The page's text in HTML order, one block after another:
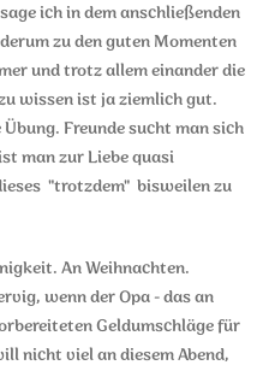
ich in dem anschließenden
zu den guten Momenten
und trotz allem einander die
wissen ist ja ziemlich gut.
Freunde sucht man sich
man zur Liebe quasi
"trotzdem" bisweilen zu
An Weihnachten.
wenn der Opa - das an
Geldumschläge für
nicht viel an diesem Abend,